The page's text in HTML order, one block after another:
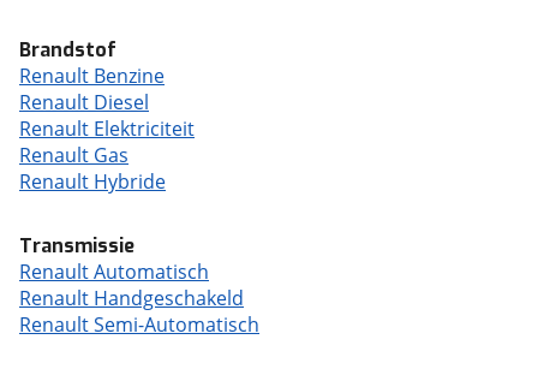
Brandstof
Renault Benzine
Renault Diesel
Renault Elektriciteit
Renault Gas
Renault Hybride
Transmissie
Renault Automatisch
Renault Handgeschakeld
Renault Semi-Automatisch